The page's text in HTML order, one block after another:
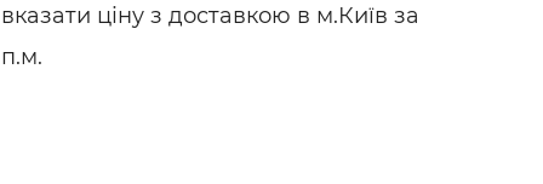
вказати ціну з доставкою в м.Київ за
п.м.